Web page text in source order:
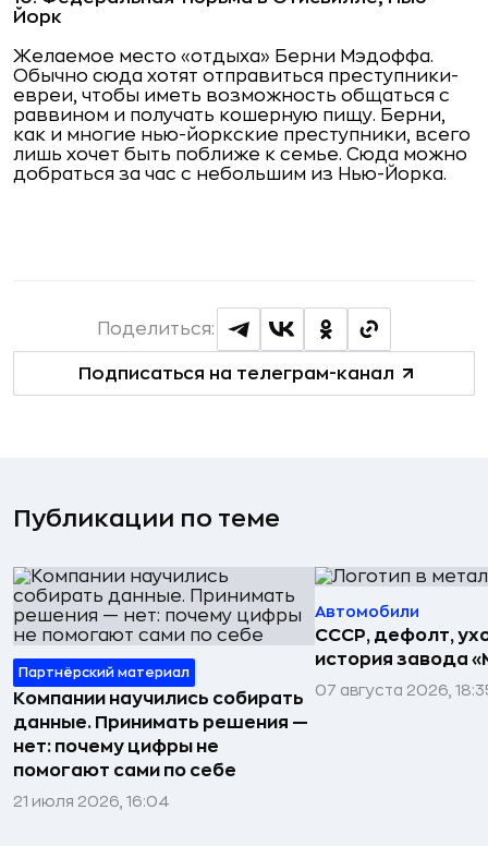
Йорк
Желаемое место «отдыха» Берни Мэдоффа.
Обычно сюда хотят отправиться преступники-
евреи, чтобы иметь возможность общаться с
раввином и получать кошерную пищу. Берни,
как и многие нью-йоркские преступники, всего
лишь хочет быть поближе к семье. Сюда можно
добраться за час с небольшим из Нью-Йорка.
Подписаться на телеграм-канал
Поделиться:
Публикации по теме
Партнёрский материал
Компании научились собирать
данные. Принимать решения —
нет: почему цифры не
помогают сами по себе
21 июля 2026, 16:04
Автомобили
СССР, дефолт,
история завода
07 августа 2026,